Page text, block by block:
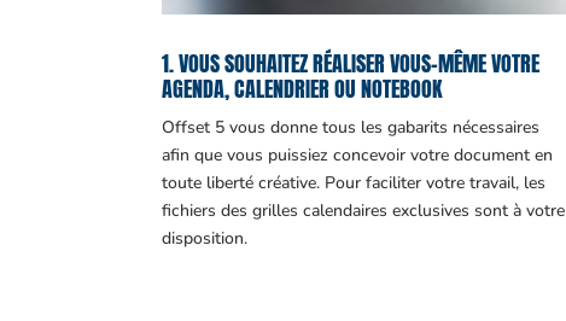
1. VOUS SOUHAITEZ RÉALISER VOUS-MÊME VOTRE
AGENDA, CALENDRIER OU NOTEBOOK
Offset 5 vous donne tous les gabarits nécessaires
afin que vous puissiez concevoir votre document en
toute liberté créative. Pour faciliter votre travail, les
fichiers des grilles calendaires exclusives sont à votre
disposition.